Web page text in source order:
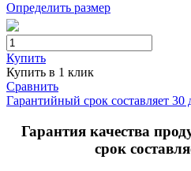
Определить размер
Купить
Купить в 1 клик
Сравнить
Гарантийный срок составляет 30
Гарантия качества
срок